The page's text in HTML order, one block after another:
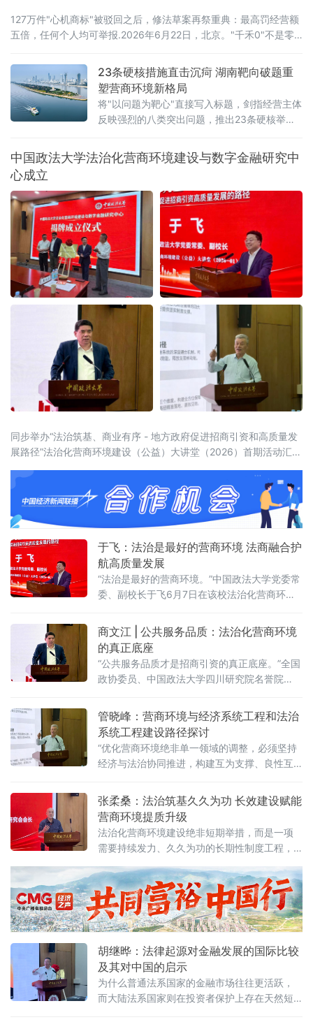
127万件"心机商标"被驳回之后，修法草案再祭重典：最高罚经营额
五倍，任何个人均可举报.2026年6月22日，北京。"千禾0"不是零
些让消费者频频踩坑的文字不过是一个注册商标，而非产品承诺
时，法律终于要动手了。6月22日，全国人大常委会法工委披露，商
标法修订草案二次审议稿将提请6月23日开幕的十四
23条硬核措施直击沉疴 湖南靶向破题重
塑营商环境新格局
将"以问题为靶心"直接写入标题，剑指经营主体
反映强烈的八类突出问题，推出23条硬核举
向全省营商环境的堵点痛点发起集中攻坚。精
准聚焦：八大领域，靶向施策与以往温和表述
中国政法大学法治化营商环境建设与数字金融研究中
心成立
同步举办“法治筑基、商业有序 - 地方政府促进招商引资和高质量发
展路径”法治化营商环境建设（公益）大讲堂（2026）首期活动汇聚
同聚焦法治化营商环境建设的理论前沿与实践路径。中国政法大学
党委常委、副校长于飞，全国政协委员、中国政法
于飞：法治是最好的营商环境 法商融合护
航高质量发展
“法治是最好的营商环境。”中国政法大学党委常
委、副校长于飞6月7日在该校法治化营商环境
商环境的核心要义在于法治化保障——因为法
治提供明确的预期。当天，中国政法大学法治
化营商环境建设与数字金融研究中心在京正式
成立，同步启动“法治筑基、商业有序——地方
政府促进招商引资和高质量发展路径”法治化营
商文江 | 公共服务品质：法治化营商环境
的真正底座
“公共服务品质才是招商引资的真正底座。”全国
政协委员、中国政法大学四川研究院名誉院
营商环境建设与数字金融研究中心揭牌仪式上
作出上述表示。他指出，《公平竞争审查条
例》施行后，各地招商引资的竞争焦点已从“拼
政策洼地”转向“拼服务高地”“拼法治高地”，长期
稳定、高效透明的法治环境与公共服务成为吸
管晓峰：营商环境与经济系统工程和法治
系统工程建设路径探讨
“优化营商环境绝非单一领域的调整，必须坚持
经济与法治协同推进，构建互为支撑、良性互
教授管晓峰6月7日在中国政法大学法治化营商
环境建设与数字金融研究中心揭牌仪式上作出
上述表示。他在题为《营商环境与经济、法治
系统工程建设路径探讨》的主题演讲中，系统
阐述以系统工程思维推进营商环境建设的理论
框架与实践路径。管晓峰从市场发展环境问
张柔桑：法治筑基久久为功 长效建设赋能
营商环境提质升级
法治化营商环境建设绝非短期举措，而是一项
需要持续发力、久久为功的长期性制度工程，
展的根本路径。
胡继晔：法律起源对金融发展的国际比较
及其对中国的启示
为什么普通法系国家的金融市场往往更活跃，
而大陆法系国家则在投资者保护上存在天然短